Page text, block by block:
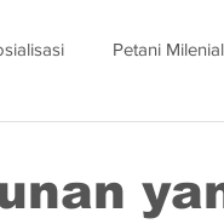
Petani Milenial